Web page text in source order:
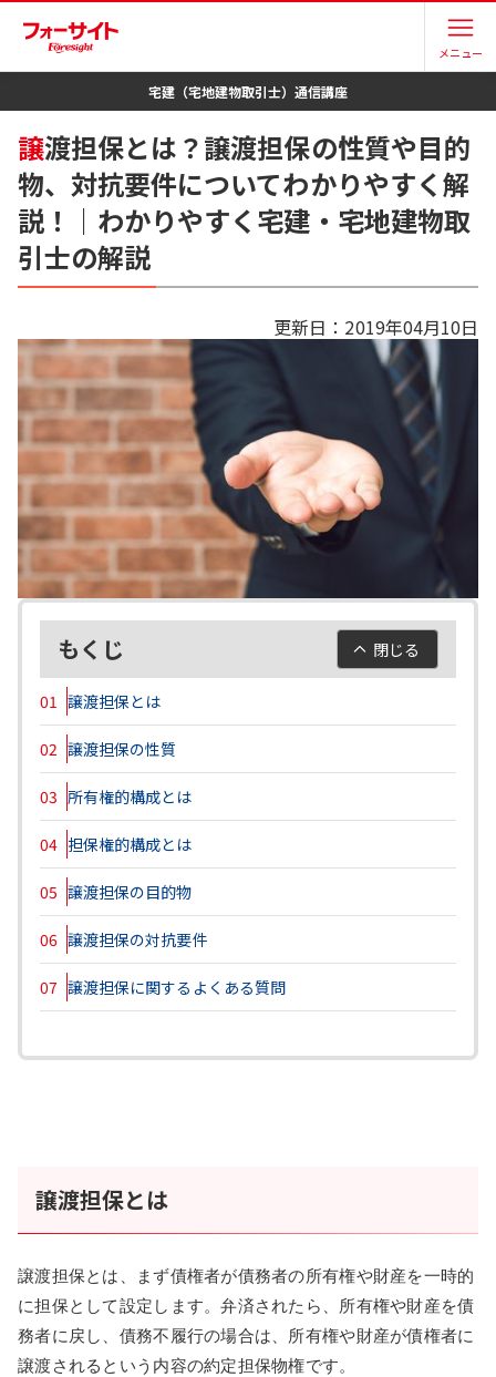
メニュー
宅建（宅地建物取引士）通信講座
譲渡担保とは？譲渡担保の性質や目的
物、対抗要件についてわかりやすく解
説！｜わかりやすく宅建・宅地建物取
引士の解説
更新日： 2019年04月10日
もくじ 閉じる
01 譲渡担保とは
02 譲渡担保の性質
03 所有権的構成とは
04 担保権的構成とは
05 譲渡担保の目的物
06 譲渡担保の対抗要件
07 譲渡担保に関するよくある質問
譲渡担保とは
譲渡担保とは、まず債権者が債務者の所有権や財産を一時的
に担保として設定します。弁済されたら、所有権や財産を債
務者に戻し、債務不履行の場合は、所有権や財産が債権者に
譲渡されるという内容の約定担保物権です。